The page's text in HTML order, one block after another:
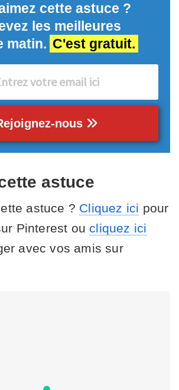
cette astuce ?
les meilleures
matin. C'est gratuit.
nous
astuce
astuce ? Cliquez ici pour
Pinterest ou cliquez ici
avec vos amis sur